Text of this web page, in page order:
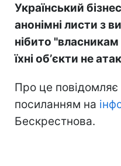
Український
анонімні листи з
нібито
їхні обʼєкти не
Про це повідомляє
посиланням на
Бескрестнова.